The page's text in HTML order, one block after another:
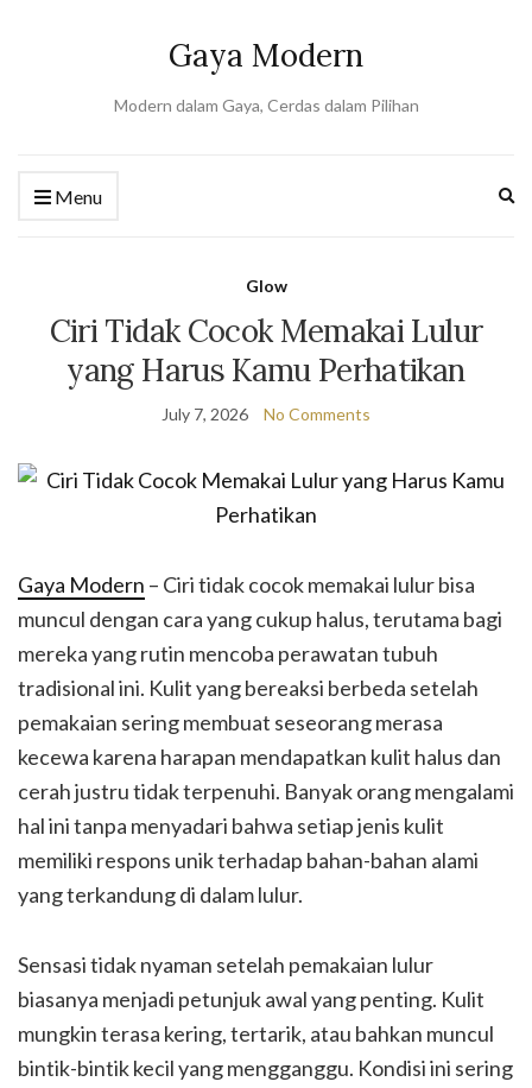
Gaya Modern
Modern dalam Gaya, Cerdas dalam Pilihan
Menu
Glow
Ciri Tidak Cocok Memakai Lulur
yang Harus Kamu Perhatikan
July 7, 2026 No Comments
Gaya Modern – Ciri tidak cocok memakai lulur bisa
muncul dengan cara yang cukup halus, terutama bagi
mereka yang rutin mencoba perawatan tubuh
tradisional ini. Kulit yang bereaksi berbeda setelah
pemakaian sering membuat seseorang merasa
kecewa karena harapan mendapatkan kulit halus dan
cerah justru tidak terpenuhi. Banyak orang mengalami
hal ini tanpa menyadari bahwa setiap jenis kulit
memiliki respons unik terhadap bahan-bahan alami
yang terkandung di dalam lulur.
Sensasi tidak nyaman setelah pemakaian lulur
biasanya menjadi petunjuk awal yang penting. Kulit
mungkin terasa kering, tertarik, atau bahkan muncul
bintik-bintik kecil yang mengganggu. Kondisi ini sering